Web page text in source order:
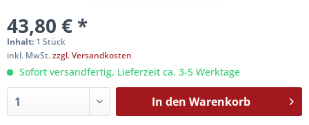
43,80 € *
Inhalt: 1 Stück
inkl. MwSt.zzgl. Versandkosten
Sofort versandfertig, Lieferzeit ca. 3-5 Werktage
In den Warenkorb